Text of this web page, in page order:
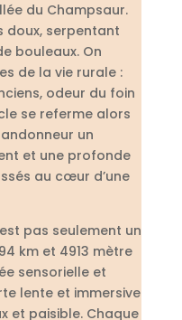
du Champsaur.
doux, serpentant
bouleaux. On
de la vie rurale :
odeur du foin
se referme alors
un
et une profonde
au cœur d’une
pas seulement un
km et 4913 mètre
sensorielle et
lente et immersive
et paisible. Chaque